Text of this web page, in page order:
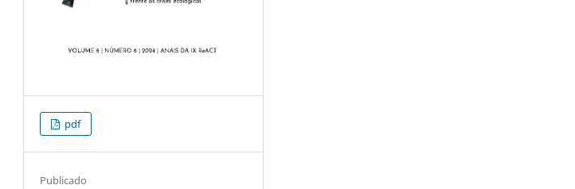
pdf
Publicado